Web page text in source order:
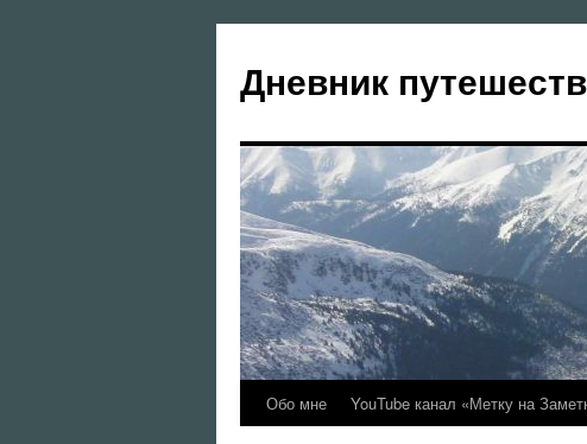
содержимому
Дневник
Обо мне YouTube канал «Метку на